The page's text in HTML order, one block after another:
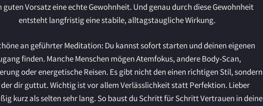
guten Vorsatz eine echte Gewohnheit. Und genau durch diese Gewohnheit
entsteht langfristig eine stabile, alltagstaugliche Wirkung.
an geführter Meditation: Du kannst sofort starten und deinen eigenen
finden. Manche Menschen mögen Atemfokus, andere Body-Scan,
oder energetische Reisen. Es gibt nicht den einen richtigen Stil, sondern
dir guttut. Wichtig ist vor allem Verlässlichkeit statt Perfektion. Lieber
kurz als selten sehr lang. So baust du Schritt für Schritt Vertrauen in deine